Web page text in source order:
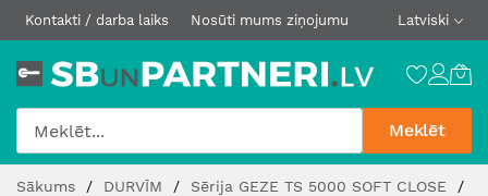
Kontakti / darba laiks Nosūti mums ziņojumu Latviski
Meklēt
Sākums DURVĪM
Sērija GEZE TS 5000 SOFT CLOSE